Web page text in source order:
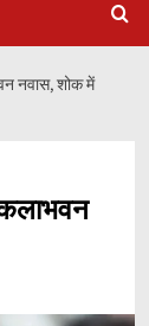
नवास, शोक में